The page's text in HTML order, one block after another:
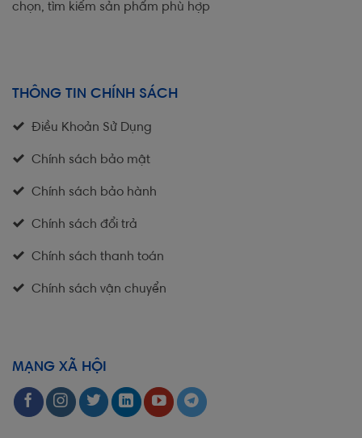
chọn, tìm kiếm sản phẩm phù hợp
THÔNG TIN CHÍNH SÁCH
Điều Khoản Sử Dụng
Chính sách bảo mật
Chính sách bảo hành
Chính sách đổi trả
Chính sách thanh toán
Chính sách vận chuyển
MẠNG XÃ HỘI